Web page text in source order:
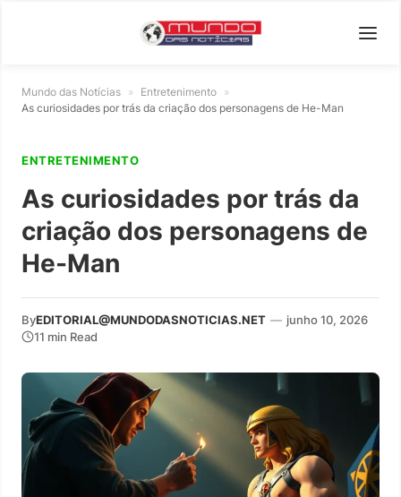
Mundo das Notícias » Entretenimento »
As curiosidades por trás da criação dos personagens de He-Man
ENTRETENIMENTO
As curiosidades por trás da
criação dos personagens de
He-Man
ByEDITORIAL@MUNDODASNOTICIAS.NET — junho 10, 2026
11 min Read